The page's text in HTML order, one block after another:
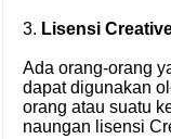
3. Lisensi
Ada orang-orang
dapat digunakan
orang atau suatu
naungan lisensi